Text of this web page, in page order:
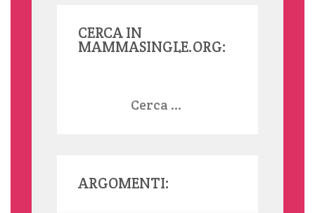
CERCA IN
MAMMASINGLE.ORG:
ARGOMENTI: